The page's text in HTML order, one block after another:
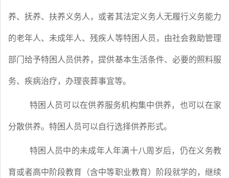
养、抚养、扶养义务人，或者其法定义务人无履行义务能力
的老年人、未成年人、残疾人等特困人员，由社会救助管理
部门给予特困人员供养，提供基本生活条件、必要的照料服
务、疾病治疗，办理丧葬事宜等。
特困人员可以在供养服务机构集中供养，也可以在家
分散供养。特困人员可以自行选择供养形式。
特困人员中的未成年人年满十八周岁后，仍在义务教
育或者高中阶段教育（含中等职业教育）阶段就学的，继续